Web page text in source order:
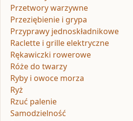
Przetwory warzywne
Przeziębienie i grypa
Przyprawy jednoskładnikowe
Raclette i grille elektryczne
Rękawiczki rowerowe
Róże do twarzy
Ryby i owoce morza
Ryż
Rzuć palenie
Samodzielność